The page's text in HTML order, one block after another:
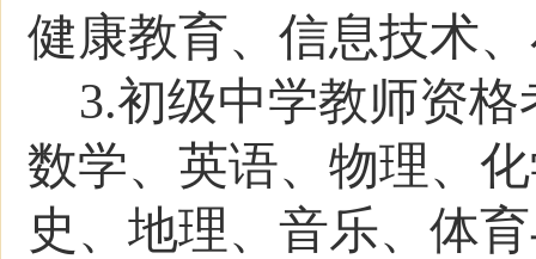
健康教育、信息技术
3.初级中学教师资
数学、英语、物理、
史、地理、音乐、体